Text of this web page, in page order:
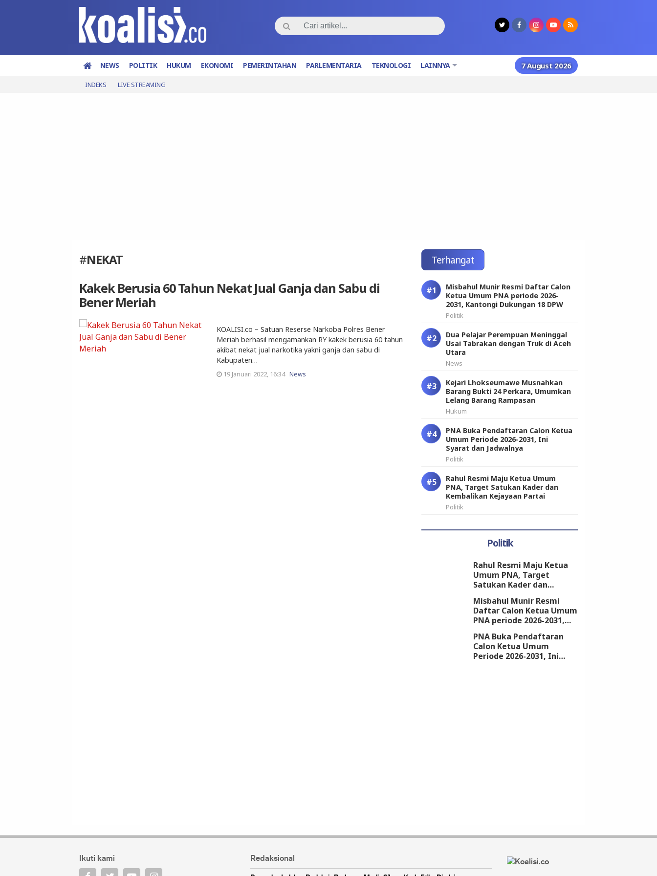
NEWS POLITIK HUKUM EKONOMI PEMERINTAHAN PARLEMENTARIA TEKNOLOGI LAINNYA 7 August 2026
INDEKS LIVE STREAMING
#NEKAT
Kakek Berusia 60 Tahun Nekat Jual Ganja dan Sabu di
Bener Meriah
KOALISI.co – Satuan Reserse Narkoba Polres Bener
Meriah berhasil mengamankan RY kakek berusia 60 tahun
akibat nekat jual narkotika yakni ganja dan sabu di
Kabupaten…
19 Januari 2022, 16:34 News
Terhangat
Misbahul Munir Resmi Daftar Calon
Ketua Umum PNA periode 2026-
2031, Kantongi Dukungan 18 DPW
Politik
Dua Pelajar Perempuan Meninggal
Usai Tabrakan dengan Truk di Aceh
Utara
News
Kejari Lhokseumawe Musnahkan
Barang Bukti 24 Perkara, Umumkan
Lelang Barang Rampasan
Hukum
PNA Buka Pendaftaran Calon Ketua
Umum Periode 2026-2031, Ini
Syarat dan Jadwalnya
Politik
Rahul Resmi Maju Ketua Umum
PNA, Target Satukan Kader dan
Kembalikan Kejayaan Partai
Politik
Politik
Rahul Resmi Maju Ketua
Umum PNA, Target
Satukan Kader dan
Partai
Misbahul Munir Resmi
Daftar Calon Ketua Umum
PNA periode 2026-2031,
DPW
PNA Buka Pendaftaran
Calon Ketua Umum
Periode 2026-2031, Ini
Ikuti kami Redaksional